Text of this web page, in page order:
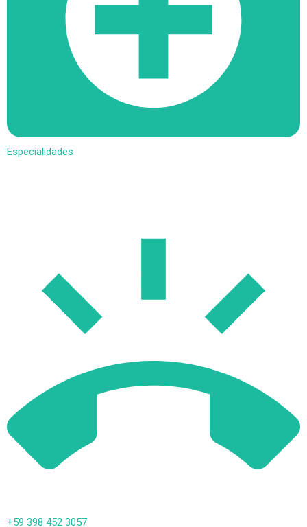
Especialidades
+59 398 452 3057